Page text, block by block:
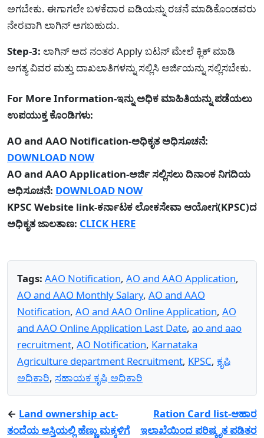
ಅಗಬೇಕು. ಈಗಾಗಲೇ ಬಳಕೆದಾರ ಐಡಿಯನ್ನು ರಚನೆ ಮಾಡಿಕೊಂಡವರು
ನೇರವಾಗಿ ಲಾಗಿನ್ ಅಗಬಹುದು.
Step-3: ಲಾಗಿನ್ ಅದ ನಂತರ Apply ಬಟನ್ ಮೇಲೆ ಕ್ಲಿಕ್ ಮಾಡಿ
ಅಗತ್ಯ ವಿವರ ಮತ್ತು ದಾಖಲಾತಿಗಳನ್ನು ಸಲ್ಲಿಸಿ ಅರ್ಜಿಯನ್ನು ಸಲ್ಲಿಸಬೇಕು.
For More Information-ಇನ್ನು ಅಧಿಕ ಮಾಹಿತಿಯನ್ನು ಪಡೆಯಲು
ಉಪಯುಕ್ತ ಕೊಂಡಿಗಳು:
AO and AAO Notification-ಅಧಿಕೃತ ಅಧಿಸೂಚನೆ:
DOWNLOAD NOW
AO and AAO Application-ಅರ್ಜಿ ಸಲ್ಲಿಸಲು ದಿನಾಂಕ ನಿಗದಿಯ
ಅಧಿಸೂಚನೆ: DOWNLOAD NOW
KPSC Website link-ಕರ್ನಾಟಕ ಲೋಕಸೇವಾ ಆಯೋಗ(KPSC)ದ
ಅಧಿಕೃತ ಜಾಲತಾಣ: CLICK HERE
Tags: AAO Notification, AO and AAO Application,
AO and AAO Monthly Salary, AO and AAO
Notification, AO and AAO Online Application, AO
and AAO Online Application Last Date, ao and aao
recruitment, AO Notification, Karnataka
Agriculture department Recruitment, KPSC, ಕೃಷಿ
ಅಧಿಕಾರಿ, ಸಹಾಯಕ ಕೃಷಿ ಅಧಿಕಾರಿ
← Land ownership act-
ತಂದೆಯ ಆಸ್ತಿಯಲ್ಲಿ ಹೆಣ್ಣು ಮಕ್ಕಳಿಗೆ
Ration Card list-ಆಹಾರ
ಇಲಾಖೆಯಿಂದ ಪರಿಷ್ಕೃತ ಪಡಿತರ